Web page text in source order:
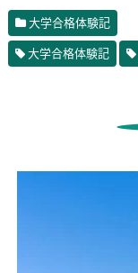
大学合格体験記
大学合格体験記